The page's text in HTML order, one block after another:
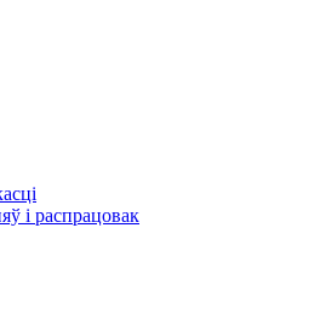
і распрацовак